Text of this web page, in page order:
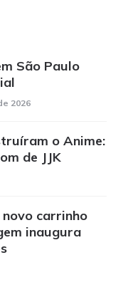
São Paulo
2026
o Anime:
de JJK
carrinho
inaugura